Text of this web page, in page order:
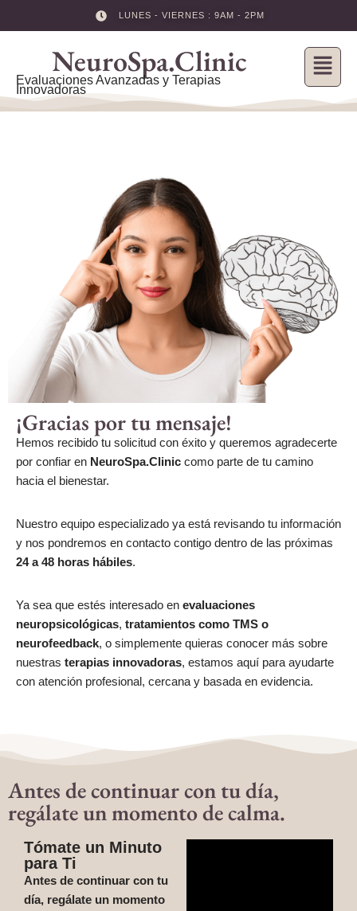
LUNES - VIERNES : 9AM - 2PM
NeuroSpa.Clinic
Evaluaciones Avanzadas y Terapias
Innovadoras
¡Gracias por tu mensaje!
Hemos recibido tu solicitud con éxito y queremos agradecerte
por confiar en NeuroSpa.Clinic como parte de tu camino
hacia el bienestar.
Nuestro equipo especializado ya está revisando tu información
y nos pondremos en contacto contigo dentro de las próximas
24 a 48 horas hábiles.
Ya sea que estés interesado en evaluaciones
neuropsicológicas, tratamientos como TMS o
neurofeedback, o simplemente quieras conocer más sobre
nuestras terapias innovadoras, estamos aquí para ayudarte
con atención profesional, cercana y basada en evidencia.
Antes de continuar con tu día,
regálate un momento de calma.
Tómate un Minuto
para Ti
Antes de continuar con tu
día, regálate un momento